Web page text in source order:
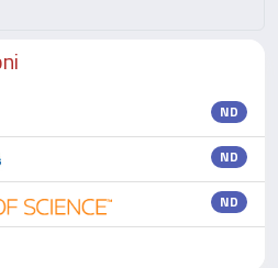
ND
ND
ND